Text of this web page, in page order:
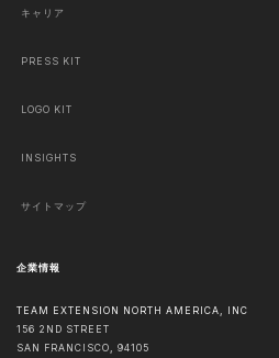
キャリア
PRESS KIT
LOGO KIT
INSIGHTS
サイトマップ
企業情報
TEAM EXTENSION NORTH AMERICA, INC
156 2ND STREET
SAN FRANCISCO, 94105